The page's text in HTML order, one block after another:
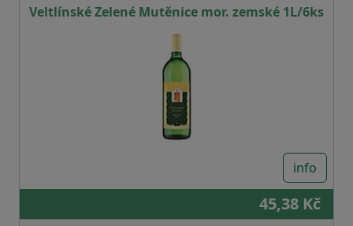
Veltlínské Zelené Mutěnice mor. zemské 1L/6ks
info
45,38 Kč